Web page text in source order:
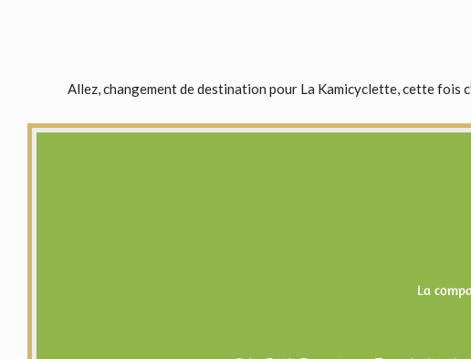
Allez, changement de destination pour La Kamicyclette, cette fois